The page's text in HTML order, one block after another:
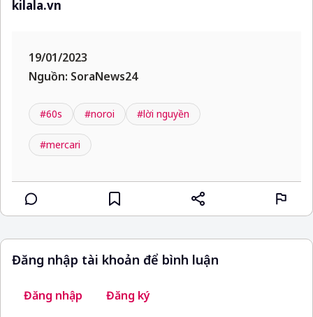
kilala.vn
19/01/2023
Nguồn: SoraNews24
#60s #noroi #lời nguyền
#mercari
Đăng nhập tài khoản để bình luận
Đăng nhập Đăng ký